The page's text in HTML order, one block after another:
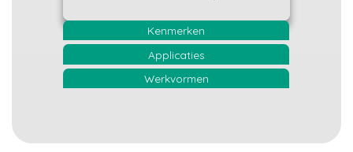
Kenmerken
Applicaties
Werkvormen